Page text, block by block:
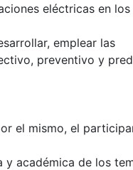
eléctricas en los
emplear las
preventivo y
el mismo, el
académica de los